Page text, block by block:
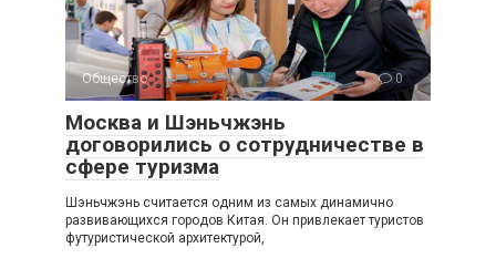
Общество 0
Москва и Шэньчжэнь
договорились о сотрудничестве в
сфере туризма
Шэньчжэнь считается одним из самых динамично
развивающихся городов Китая. Он привлекает туристов
футуристической архитектурой,